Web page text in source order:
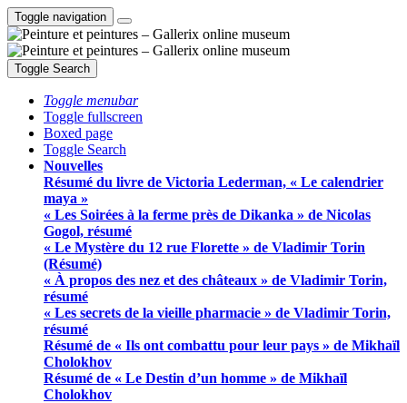
Toggle navigation
Toggle Search
Toggle menubar
Toggle fullscreen
Boxed page
Toggle Search
Nouvelles
Résumé du livre de Victoria Lederman, « Le calendrier
maya »
« Les Soirées à la ferme près de Dikanka » de Nicolas
Gogol, résumé
« Le Mystère du 12 rue Florette » de Vladimir Torin
(Résumé)
« À propos des nez et des châteaux » de Vladimir Torin,
résumé
« Les secrets de la vieille pharmacie » de Vladimir Torin,
résumé
Résumé de « Ils ont combattu pour leur pays » de Mikhaïl
Cholokhov
Résumé de « Le Destin d’un homme » de Mikhaïl
Cholokhov